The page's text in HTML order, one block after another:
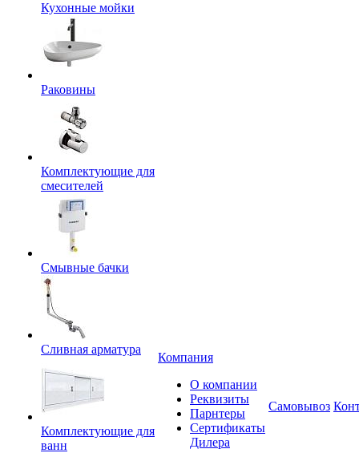
Кухонные мойки
Раковины
Комплектующие для
смесителей
Смывные бачки
Сливная арматура
Комплектующие для
ванн
Компания
О компании
Реквизиты
Парнтеры
Сертификаты
Дилера
Самовывоз